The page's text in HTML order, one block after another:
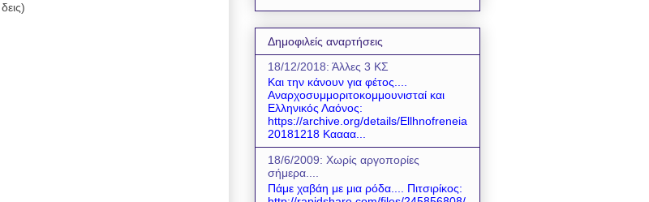
Δημοφιλείς αναρτήσεις
18/12/2018: Άλλες 3 ΚΣ
Και την κάνουν για φέτος....
Αναρχοσυμμοριτοκομμουνισταί και
Ελληνικός Λαόνος:
https://archive.org/details/Ellhnofreneia
20181218 Καααα...
18/6/2009: Χωρίς αργοπορίες
σήμερα....
Πάμε χαβάη με μια ρόδα.... Πιτσιρίκος: